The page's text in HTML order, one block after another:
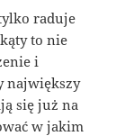
raduje
to nie
i
największy
się już na
w jakim